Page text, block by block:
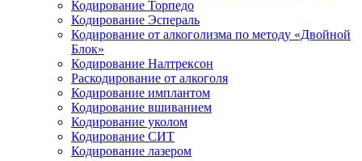
Кодирование Торпедо
Кодирование Эспераль
Кодирование от алкоголизма по методу «Двойной
Блок»
Кодирование Налтрексон
Раскодирование от алкоголя
Кодирование имплантом
Кодирование вшиванием
Кодирование уколом
Кодирование СИТ
Кодирование лазером